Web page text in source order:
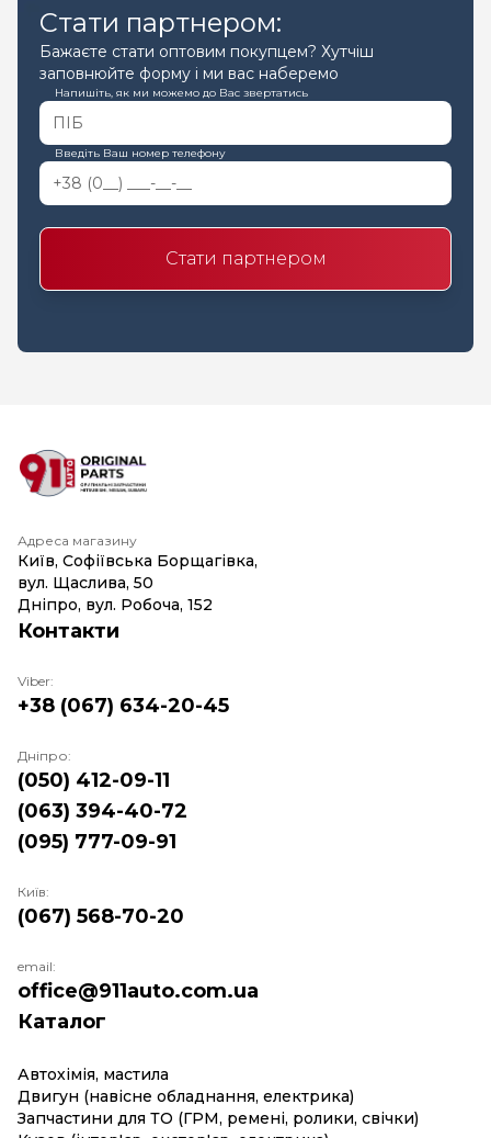
Стати партнером:
Бажаєте стати оптовим покупцем? Хутчіш
заповнюйте форму і ми вас наберемо
Напишіть, як ми можемо до Вас звертатись
Введіть Ваш номер телефону
Стати партнером
Адреса магазину
Київ, Софіївська Борщагівка,
вул. Щаслива, 50
Дніпро, вул. Робоча, 152
Каталог
Автохімія, мастила
Двигун (навісне обладнання, електрика)
Запчастини для ТО (ГРМ, ремені, ролики, свічки)
Контакти
Viber:
+38 (067) 634-20-45
Дніпро:
(050) 412-09-11
(063) 394-40-72
(095) 777-09-91
Київ:
(067) 568-70-20
email:
office@911auto.com.ua